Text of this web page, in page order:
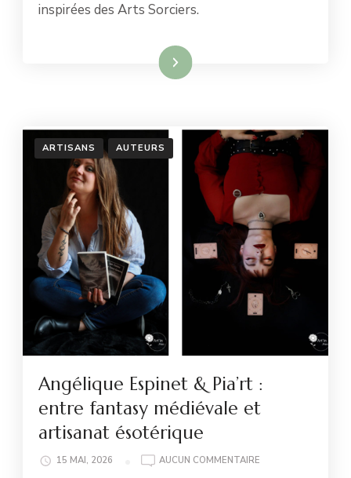
inspirées des Arts Sorciers.
Lire la suite
ARTISANS AUTEURS
Angélique Espinet & Pia’rt :
entre fantasy médiévale et
artisanat ésotérique
15 MAI, 2026 AUCUN COMMENTAIRE